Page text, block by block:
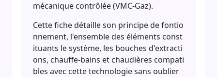
mécanique contrôlée (VMC-Gaz).
Cette fiche détaille son principe de fontio
nnement, l'ensemble des éléments const
ituants le système, les bouches d'extracti
ons, chauffe-bains et chaudières compati
bles avec cette technologie sans oublier